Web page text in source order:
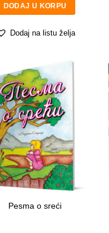
DODAJ U KORPU
Dodaj na listu želja
Pesma o sreći